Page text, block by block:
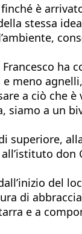
è
stessa
ha
meno
a ciò che è
siamo a un
superiore,
don
del
di
e a